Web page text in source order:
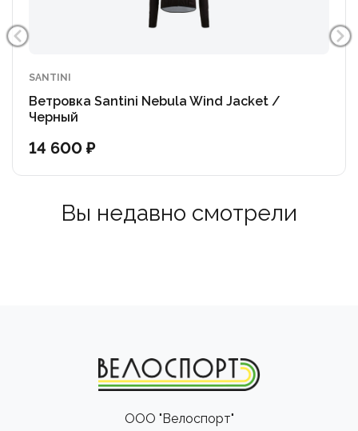
SANTINI
Ветровка Santini Nebula Wind Jacket /
Черный
14 600 ₽
Вы недавно смотрели
ООО "Велоспорт"